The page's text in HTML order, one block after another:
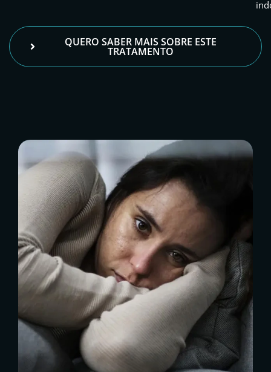
QUERO SABER MAIS SOBRE ESTE
TRATAMENTO